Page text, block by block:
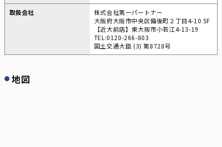
取扱会社
株式会社第一パートナー
大阪府大阪市中央区備後町２丁目4-10 5F
【近大前店】東大阪市小若江4-13-19
TEL:0120-266-803
国土交通大臣 (3) 第8728号
地図